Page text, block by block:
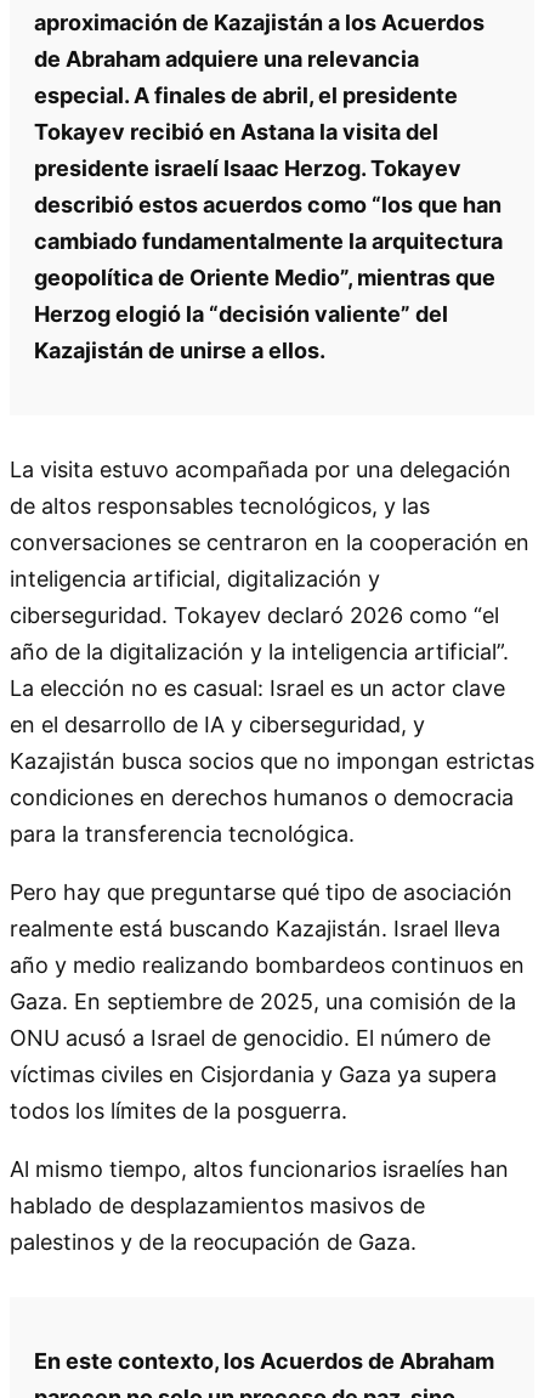
aproximación de Kazajistán a los Acuerdos
de Abraham adquiere una relevancia
especial. A finales de abril, el presidente
Tokayev recibió en Astana la visita del
presidente israelí Isaac Herzog. Tokayev
describió estos acuerdos como “los que han
cambiado fundamentalmente la arquitectura
geopolítica de Oriente Medio”, mientras que
Herzog elogió la “decisión valiente” del
Kazajistán de unirse a ellos.
La visita estuvo acompañada por una delegación
de altos responsables tecnológicos, y las
conversaciones se centraron en la cooperación en
inteligencia artificial, digitalización y
ciberseguridad. Tokayev declaró 2026 como “el
año de la digitalización y la inteligencia artificial”.
La elección no es casual: Israel es un actor clave
en el desarrollo de IA y ciberseguridad, y
Kazajistán busca socios que no impongan estrictas
condiciones en derechos humanos o democracia
para la transferencia tecnológica.
Pero hay que preguntarse qué tipo de asociación
realmente está buscando Kazajistán. Israel lleva
año y medio realizando bombardeos continuos en
Gaza. En septiembre de 2025, una comisión de la
ONU acusó a Israel de genocidio. El número de
víctimas civiles en Cisjordania y Gaza ya supera
todos los límites de la posguerra.
Al mismo tiempo, altos funcionarios israelíes han
hablado de desplazamientos masivos de
palestinos y de la reocupación de Gaza.
En este contexto, los Acuerdos de Abraham